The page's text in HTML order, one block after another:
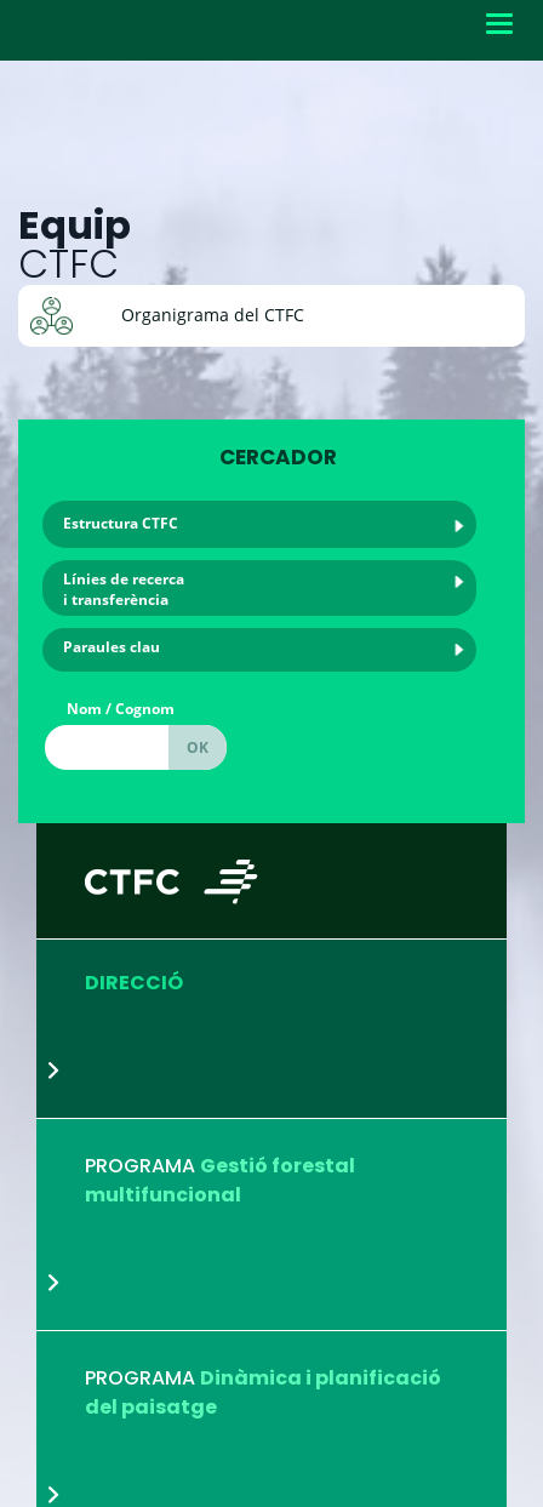
Equip
CTFC
Organigrama del CTFC
CERCADOR
Estructura CTFC
Línies de recerca
i transferència
Paraules clau
Nom / Cognom
DIRECCIÓ
PROGRAMA Gestió forestal
multifuncional
PROGRAMA Dinàmica i planificació
del paisatge